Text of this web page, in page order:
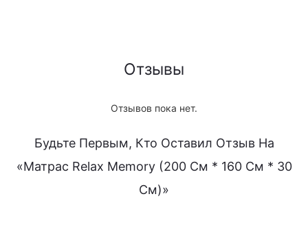
Отзывы
Отзывов пока нет.
Будьте Первым, Кто Оставил Отзыв На
«Матрас Relax Memory (200 См * 160 См * 30
См)»